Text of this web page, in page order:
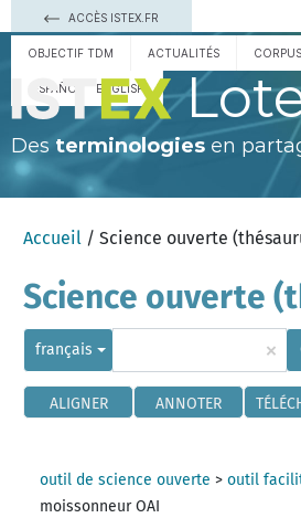
ACCÈS ISTEX.FR
OBJECTIF TDM ACTUALITÉS
ESPAÑOL ENGLISH
Des terminologies en
Accueil / Science ouverte
Science ouverte
français ×
ALIGNER ANNOTER
outil de science ouverte >outil
moissonneur OAI